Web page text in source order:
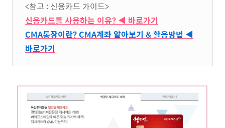
<참고 : 신용카드 가이드>
신용카드를 사용하는 이유? ◀ 바로가기
CMA통장이란? CMA계좌 알아보기 & 활용방법 ◀
바로가기